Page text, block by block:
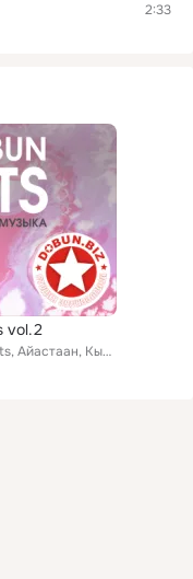
2:33
vol.2
Various artists, Айастаан, Кыталыына, Арчылаана, Айталы, Харысхан Мойтохонов, Александр Егоров, Константин Горохов, Уйбаан Чагда...